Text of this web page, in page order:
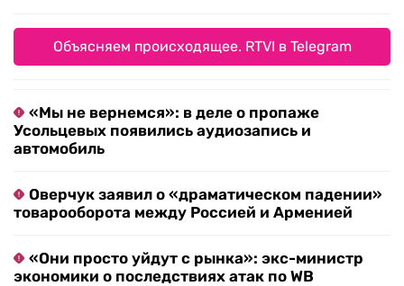
Объясняем происходящее. RTVI в Telegram
«Мы не вернемся»: в деле о пропаже
Усольцевых появились аудиозапись и
автомобиль
Оверчук заявил о «драматическом падении»
товарооборота между Россией и Арменией
«Они просто уйдут с рынка»: экс-министр
экономики о последствиях атак по WB